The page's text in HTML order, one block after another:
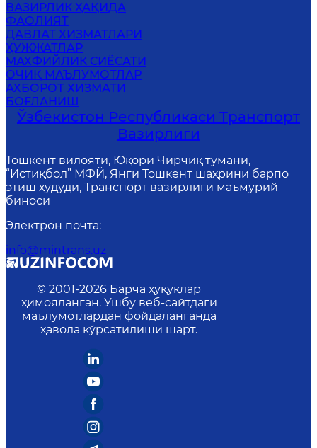
ВАЗИРЛИК ҲАҚИДА
ФАОЛИЯТ
ДАВЛАТ ХИЗМАТЛАРИ
ҲУЖЖАТЛАР
MАХФИЙЛИК СИЁСАТИ
ОЧИҚ МАЪЛУМОТЛАР
АХБОРОТ ХИЗМАТИ
БОҒЛАНИШ
Ўзбекистон Республикаси Транспорт
Вазирлиги
Тошкент вилояти, Юқори Чирчиқ тумани,
“Истиқбол” МФЙ, Янги Тошкент шаҳрини барпо
этиш ҳудуди, Транспорт вазирлиги маъмурий
биноси
Электрон почта:
info@mintrans.uz
© 2001-2026 Барча ҳуқуқлар
ҳимояланган. Ушбу веб-сайтдаги
маълумотлардан фойдаланганда
ҳавола кўрсатилиши шарт.